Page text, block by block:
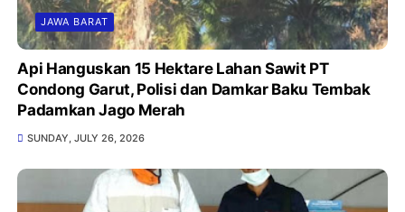
JAWA BARAT
Api Hanguskan 15 Hektare Lahan Sawit PT
Condong Garut, Polisi dan Damkar Baku Tembak
Padamkan Jago Merah
SUNDAY, JULY 26, 2026